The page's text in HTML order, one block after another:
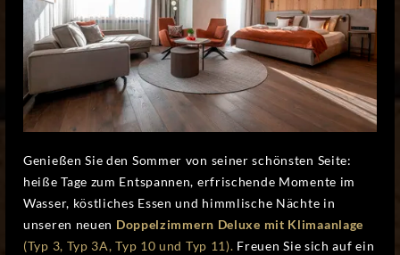
Genießen Sie den Sommer von seiner schönsten Seite:
heiße Tage zum Entspannen, erfrischende Momente im
Wasser, köstliches Essen und himmlische Nächte in
unseren neuen Doppelzimmern Deluxe mit Klimaanlage
(Typ 3, Typ 3A, Typ 10 und Typ 11). Freuen Sie sich auf ein